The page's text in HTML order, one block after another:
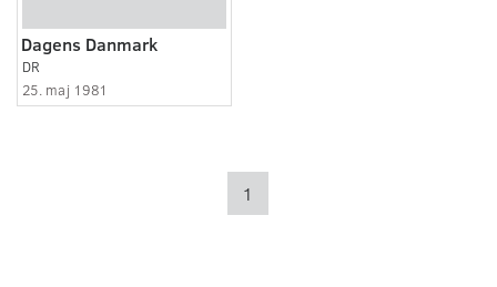
Dagens Danmark
DR
25. maj 1981
1